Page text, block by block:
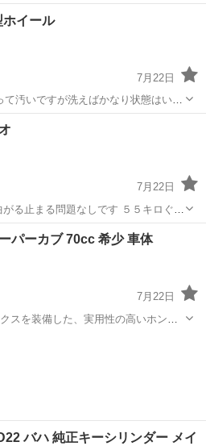
ンダ
2型ホイール
7月22日
汚いですが洗えばかなり状態はいい
しくお願いします。
ホンダ
7月22日
る止まる問題なしです ５５キロぐら
ラグ新品 キャブ簡単清掃 あとは 質
ホンダ レストアベース
HONDA スーパーカブ 70cc 希少 車体
7月22日
スを装備した、実用性の高いホン
バハ 純正キーシリンダー メイ